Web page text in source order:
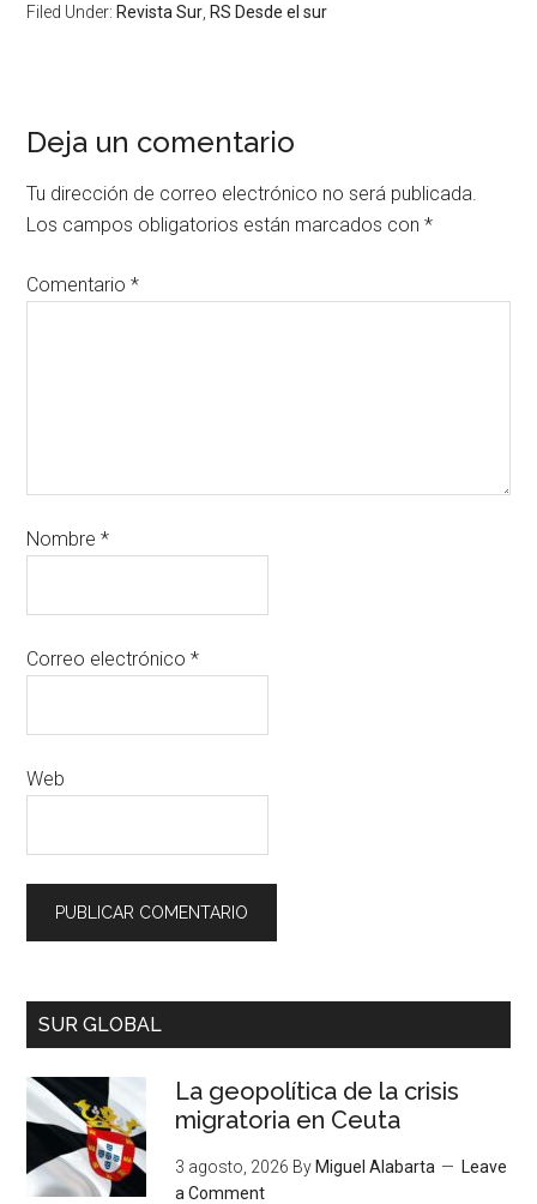
Filed Under: Revista Sur RS Desde el sur
Deja un comentario
Tu dirección de correo electrónico no será publicada.
Los campos obligatorios están marcados con*
Comentario*
Nombre*
Correo electrónico*
Web
SUR GLOBAL
La geopolítica de la crisis
migratoria en Ceuta
3 agosto, 2026 By Miguel Alabarta
Leave
a Comment